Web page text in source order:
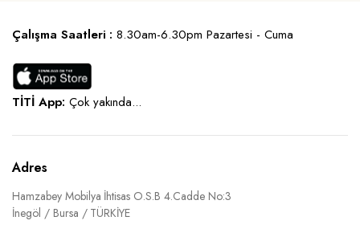
Çalışma Saatleri : 8.30am-6.30pm Pazartesi - Cuma
TİTİ App: Çok yakında...
Adres
Hamzabey Mobilya İhtisas O.S.B 4.Cadde No:3
İnegöl / Bursa / TÜRKİYE